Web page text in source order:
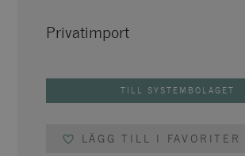
Privatimport
TILL SYSTEMBOLAGET
LÄGG TILL I FAVORITER